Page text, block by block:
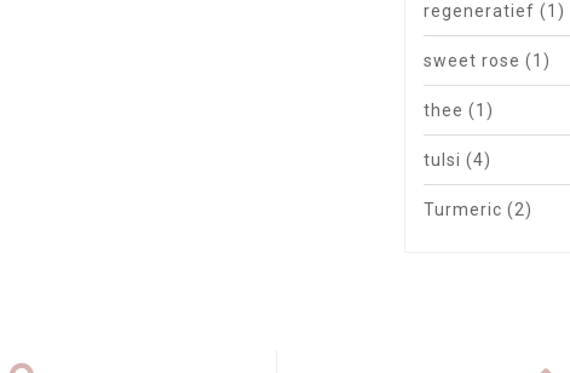
regeneratief (1)
sweet rose (1)
thee (1)
tulsi (4)
Turmeric (2)